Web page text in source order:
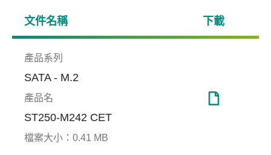
文件名稱 下載
產品系列
SATA - M.2
產品名
ST250-M242 CET
檔案大小： 0.41 MB
End-to-end Data
工廠自動化